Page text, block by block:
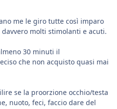
me le giro tutte così imparo
molti stimolanti e acuti.
30 minuti il
che non acquisto quasi mai
se la proorzione occhio/testa
nuoto, feci, faccio dare del